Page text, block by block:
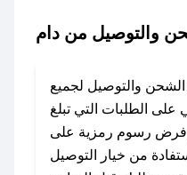
العثور بسهولة على
لإضافته بسرعة.
### كيفية استخدام كود خصم دام؟
1. انسخ كود الخصم من تطبيق صحصح.
والتوصيل من دام
والتوصيل لجميع
الطلبات التي تبلغ
فرض رسوم رمزية على
من خيار التوصيل